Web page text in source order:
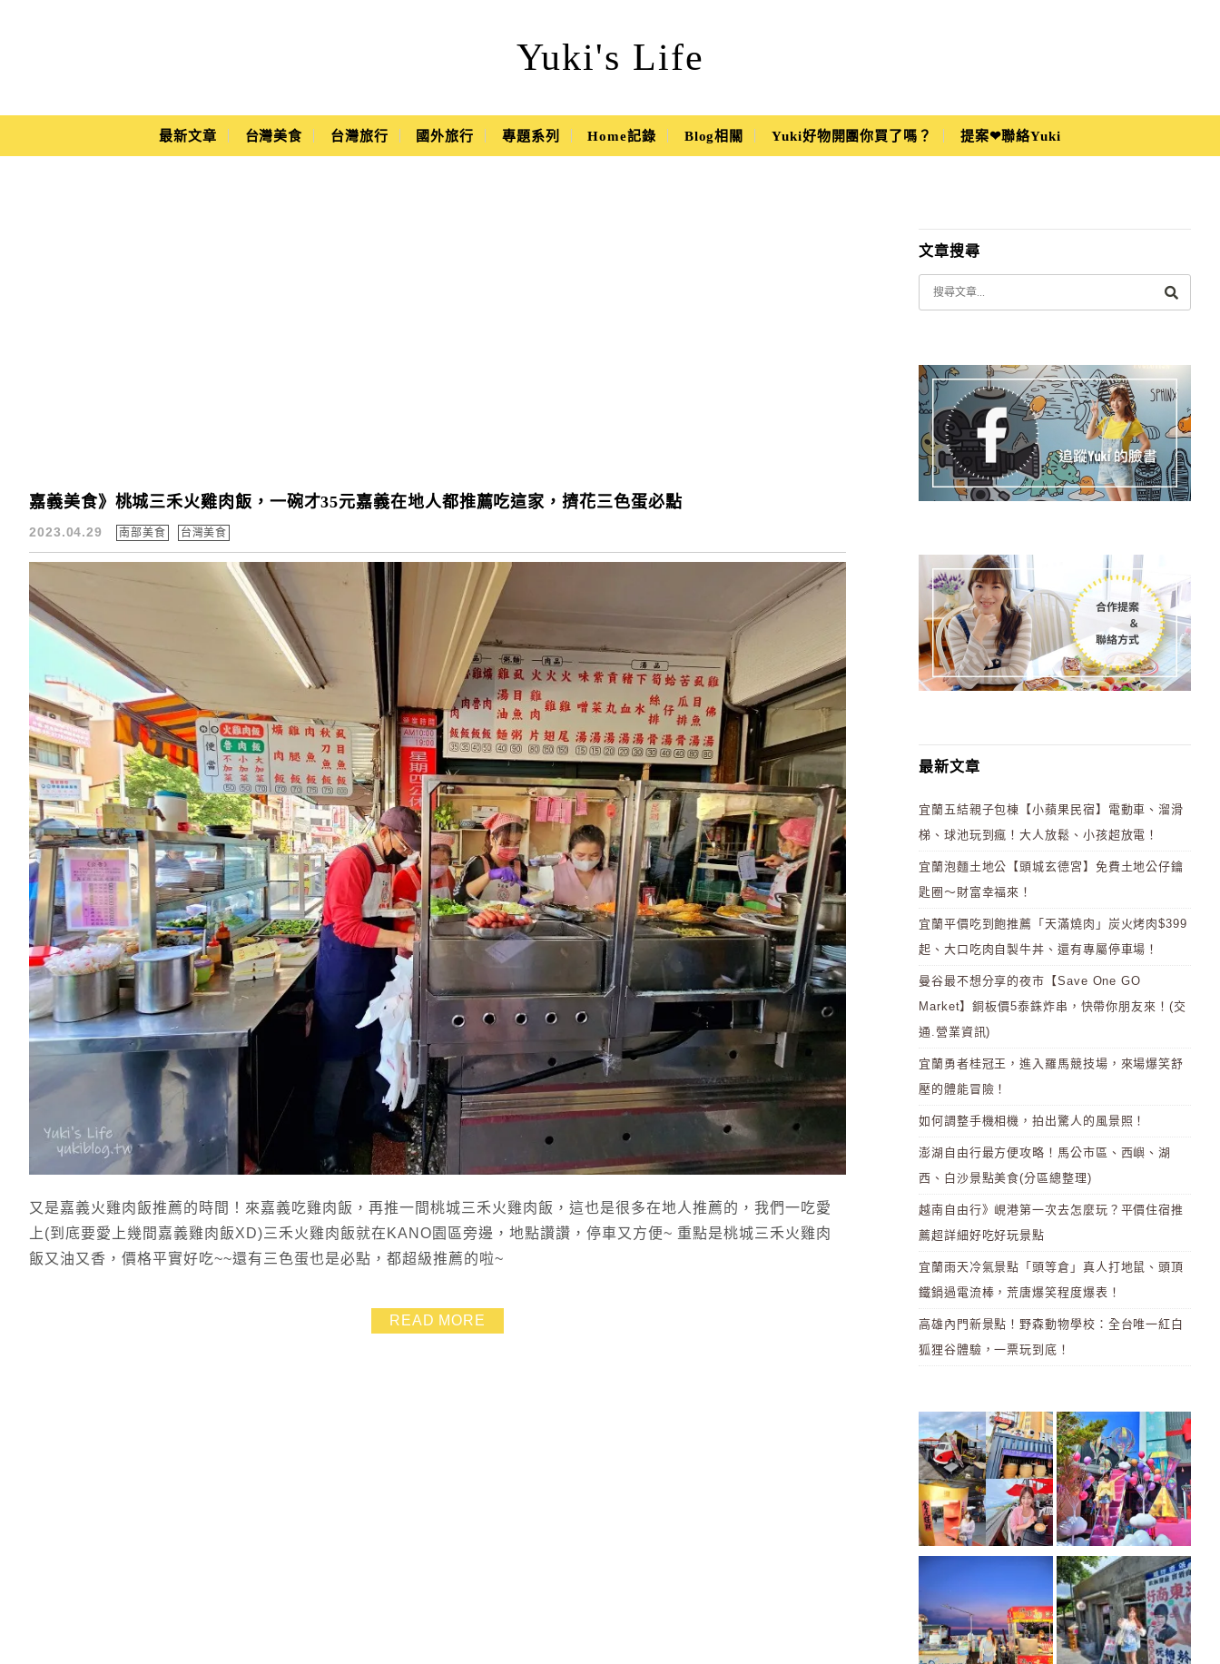
Yuki's Life
Yuki's Life
Main Menu
最新文章 台灣美食 台灣旅行 國外旅行 專題系列 Home記錄 Blog相關 Yuki好物開團你買了嗎？ 提案❤聯絡Yuki
嘉義美食》桃城三禾火雞肉飯，一碗才35元嘉義在地人都推薦吃這家，擠花三色蛋必點
2023.04.29 南部美食 台灣美食
又是嘉義火雞肉飯推薦的時間！來嘉義吃雞肉飯，再推一間桃城三禾火雞肉飯，這也是很多在地人推薦的，我們一吃愛
上(到底要愛上幾間嘉義雞肉飯XD)三禾火雞肉飯就在KANO園區旁邊，地點讚讚，停車又方便~ 重點是桃城三禾火雞肉
飯又油又香，價格平實好吃~~還有三色蛋也是必點，都超級推薦的啦~
READ MORE
文章搜尋
最新文章
宜蘭五結親子包棟【小蘋果民宿】電動車、溜滑
梯、球池玩到瘋！大人放鬆、小孩超放電！
宜蘭泡麵土地公【頭城玄德宮】免費土地公仔鑰
匙圈～財富幸福來！
宜蘭平價吃到飽推薦「天滿燒肉」炭火烤肉$399
起、大口吃肉自製牛丼、還有專屬停車場！
曼谷最不想分享的夜市【Save One GO
Market】銅板價5泰銖炸串，快帶你朋友來！(交
通.營業資訊)
宜蘭勇者桂冠王，進入羅馬競技場，來場爆笑舒
壓的體能冒險！
如何調整手機相機，拍出驚人的風景照！
澎湖自由行最方便攻略！馬公市區、西嶼、湖
西、白沙景點美食(分區總整理)
越南自由行》峴港第一次去怎麼玩？平價住宿推
薦超詳細好吃好玩景點
宜蘭雨天冷氣景點「頭等倉」真人打地鼠、頭頂
鐵鍋過電流棒，荒唐爆笑程度爆表！
高雄內門新景點！野森動物學校：全台唯一紅白
狐狸谷體驗，一票玩到底！